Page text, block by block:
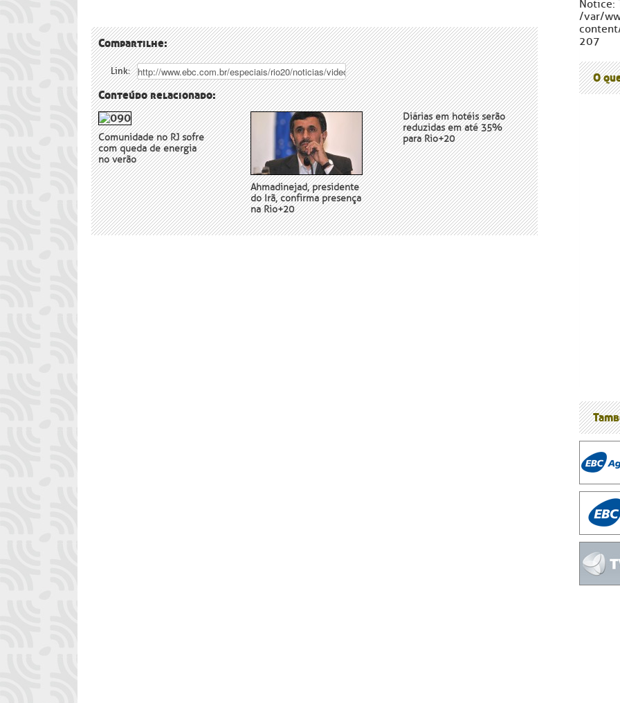
nossos
Compartilhe:
Link:
Conteúdo relacionado:
Comunidade no RJ sofre
com queda de energia
no verão
Ahmadinejad, presidente
do Irã, confirma presença
na Rio+20
Diárias em hotéis serão
reduzidas em até 35%
para Rio+20
Notice:
/var/
207
O